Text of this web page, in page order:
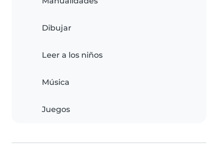
Dibujar
Leer a los niños
Música
Juegos